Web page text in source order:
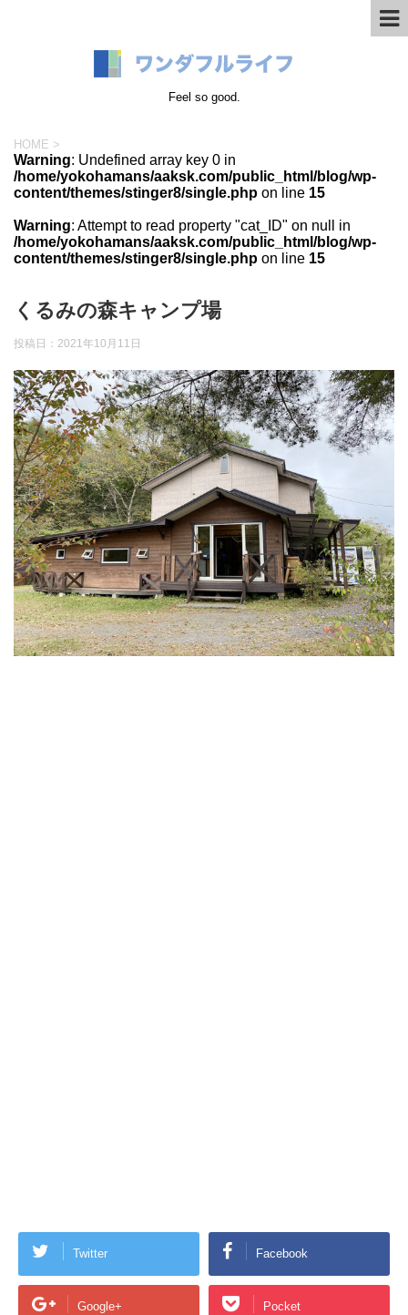
Feel so good.
HOME >
Warning: Undefined array key 0 in
/home/yokohamans/aaksk.com/public_html/blog/wp-
content/themes/stinger8/single.php on line 15
Warning: Attempt to read property "cat_ID" on null in
/home/yokohamans/aaksk.com/public_html/blog/wp-
content/themes/stinger8/single.php on line 15
くるみの森キャンプ場
投稿日： 2021年10月11日
Twitter Facebook
Google+ Pocket